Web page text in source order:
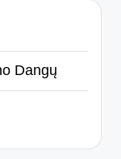
Dangų